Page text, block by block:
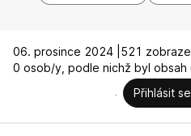
06. prosince 2024 | 521
0 osob/y, podle nichž byl obsah
Přihlásit